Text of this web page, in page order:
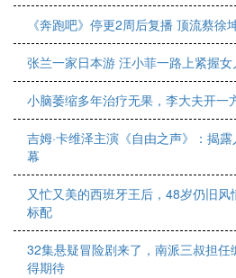
《奔跑吧》停更2周后复播 顶流蔡徐
张兰一家日本游 汪小菲一路上紧握
小脑萎缩多年治疗无果，李大夫开一
吉姆·卡维泽主演《自由之声》：揭
幕
又忙又美的西班牙王后，48岁仍旧
标配
32集悬疑冒险剧来了，南派三叔担
得期待